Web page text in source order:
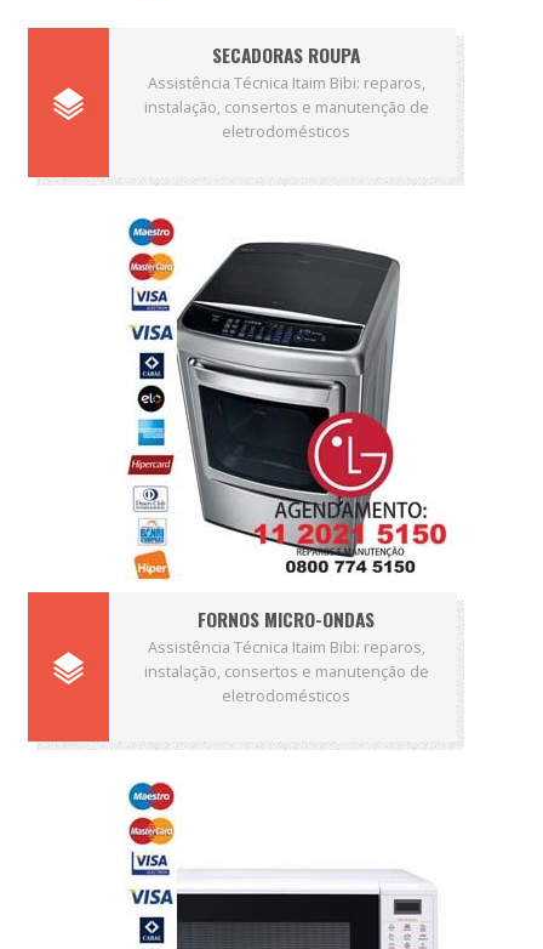
SECADORAS ROUPA
Assistência Técnica Itaim Bibi: reparos,
instalação, consertos e manutenção de
eletrodomésticos
FORNOS MICRO-ONDAS
Assistência Técnica Itaim Bibi: reparos,
instalação, consertos e manutenção de
eletrodomésticos